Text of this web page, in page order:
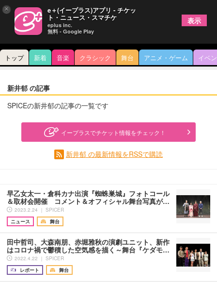
トップ 新着 音楽 クラシック 舞台 アニメ・ゲーム イベ
新井郁 の記事
SPICEの新井郁の記事の一覧です
イープラスでチケット情報をチェック！
新井郁 の最新情報をRSSで購読
早乙女太一・倉科カナ出演『蜘蛛巣城』フォトコール
＆取材会開催 コメント＆オフィシャル舞台写真が…
2023.2.24 ｜ SPICER
ニュース
舞台
田中哲司、大森南朋、赤堀雅秋の演劇ユニット、新作
はコロナ禍で鬱積した空気感を描く～舞台『ケダモ…
2022.4.22 ｜ SPICER
レポート
舞台
× e＋(イープラス)アプリ - チケッ
ト・ニュース・スマチケ
eplus inc.
無料 - Google Play
表示